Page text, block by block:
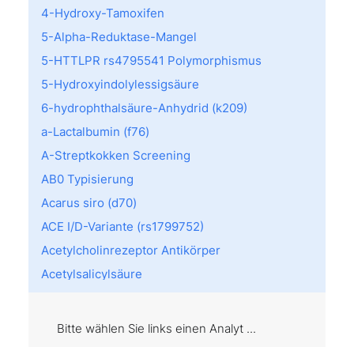
4-Hydroxy-Tamoxifen
5-Alpha-Reduktase-Mangel
5-HTTLPR rs4795541 Polymorphismus
5-Hydroxyindolylessigsäure
6-hydrophthalsäure-Anhydrid (k209)
a-Lactalbumin (f76)
A-Streptkokken Screening
AB0 Typisierung
Acarus siro (d70)
ACE I/D-Variante (rs1799752)
Acetylcholinrezeptor Antikörper
Acetylsalicylsäure
Acremonium kiliense (m202)
Bitte wählen Sie links einen Analyt ...